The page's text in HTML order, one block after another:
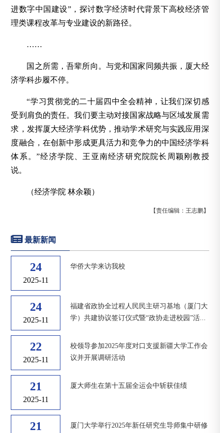
进数字中国建设”，探讨数字经济时代背景下高校经济管
理类课程改革与专业建设的新路径。
……
国之所需，吾辈所向。与党和国家同频共振，厦大经
济学科步履不停。
“学习贯彻党的二十届四中全会精神，让我们深切感
受到肩负的责任。我们要主动对接国家战略与区域发展需
求，发挥厦大经济学科优势，推动学术研究与实践应用深
度融合，在创新中形成更具活力和竞争力的中国经济学科
体系。”经济学院、王亚南经济研究院院长周颖刚教授
说。
（经济学院 林余颖）
【责任编辑：王志鹏】
最新新闻
24
2025-11
华侨大学来访我校
24
2025-11
福建省政协全过程人民民主研习基地（厦门大
学）共建协议签订仪式暨“政协走进校园”活...
22
2025-11
校领导参加2025年度对口支援新疆大学工作会
议并开展调研活动
21
2025-11
厦大师生在第十五届全运会中斩获佳绩
21 厦门大学举行2025年新任研究生导师集中研修